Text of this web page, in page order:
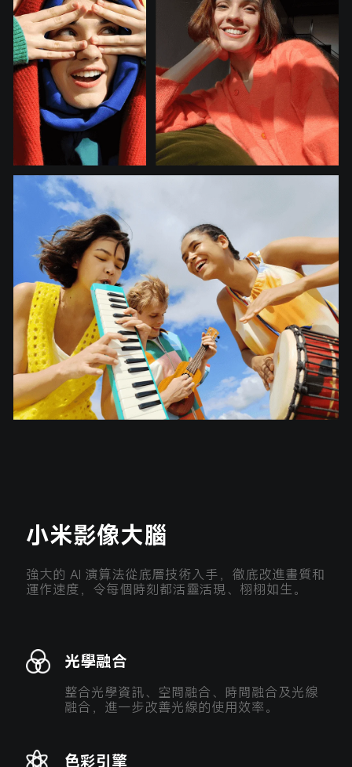
小米影像大腦
強大的 AI 演算法從底層技術入手，徹底改進畫質和
運作速度，令每個時刻都活靈活現、栩栩如生。
光學融合
整合光學資訊、空間融合、時間融合及光線
融合，進一步改善光線的使用效率。
色彩引擎